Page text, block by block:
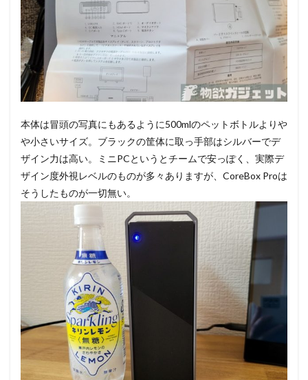
本体は冒頭の写真にもあるように500mlのペットボトルよりや
や小さいサイズ。ブラックの筐体に取っ手部はシルバーでデ
ザイン力は高い。ミニPCというとチームで安っぽく、実際デ
ザイン度外視レベルのものが多々ありますが、CoreBox Proは
そうしたものが一切無い。